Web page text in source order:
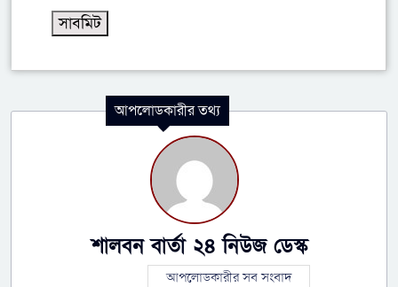
আপলোডকারীর তথ্য
শালবন বার্তা ২৪ নিউজ ডেস্ক
আপলোডকারীর সব সংবাদ